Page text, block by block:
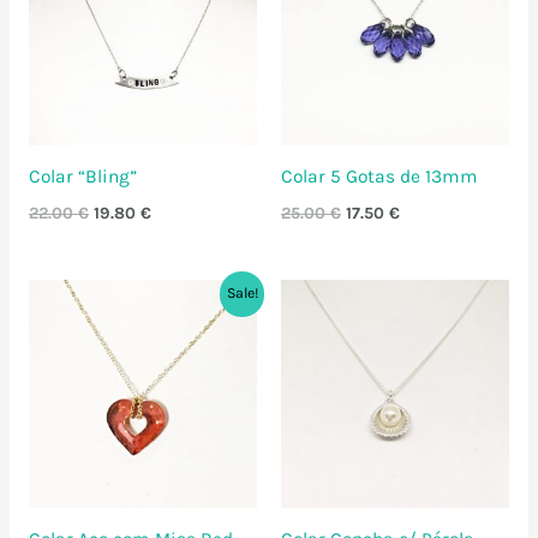
Colar “Bling”
22.00€
22.00 €.
19.80 €
19.80 €.
Colar 5 Gotas de 13mm
25.00€
25.00 €.
17.50 €
17.50 €.
Sale!
original
era:
18.00 €.
14.40 €.